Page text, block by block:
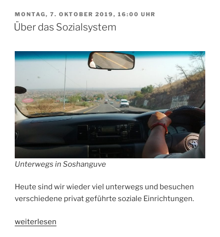
Land“
VERÖFFENTLICHT
AM
MONTAG, 7. OKTOBER 2019, 16:00 UHR
Über das Sozialsystem
Unterwegs in Soshanguve
Heute sind wir wieder viel unterwegs und besuchen
verschiedene privat geführte soziale Einrichtungen.
„Über
weiterlesen